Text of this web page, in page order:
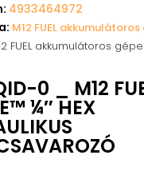
4933464972
M12 FUEL
FUEL akkumulátoros
0 _ M12
¼″ HEX